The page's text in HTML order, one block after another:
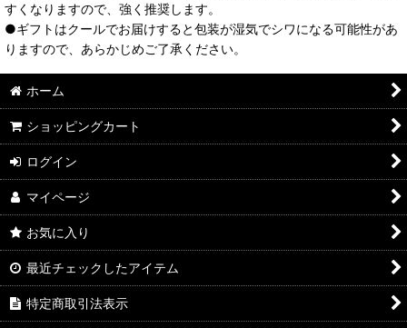
すくなりますので、強く推奨します。
●ギフトはクールでお届けすると包装が湿気でシワになる可能性があ
りますので、あらかじめご了承ください。
ホーム
ショッピングカート
ログイン
マイページ
お気に入り
最近チェックしたアイテム
特定商取引法表示